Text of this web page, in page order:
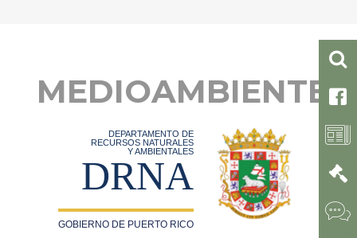
MEDIOAMBIENTE
DEPARTAMENTO DE
RECURSOS NATURALES
Y AMBIENTALES
DRNA
GOBIERNO DE PUERTO RICO